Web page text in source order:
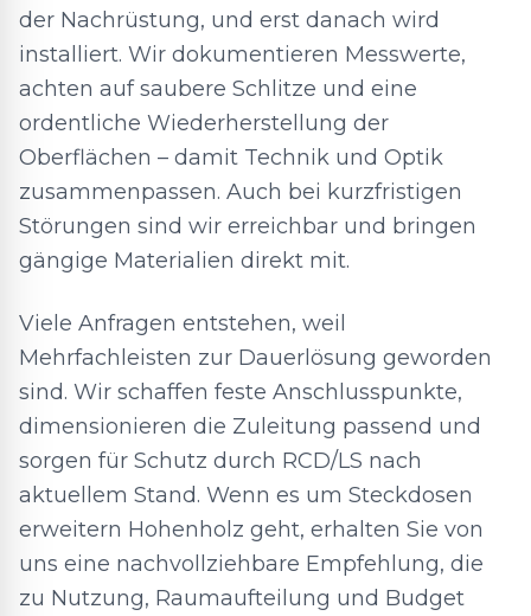
der Nachrüstung, und erst danach wird
installiert. Wir dokumentieren Messwerte,
achten auf saubere Schlitze und eine
ordentliche Wiederherstellung der
Oberflächen – damit Technik und Optik
zusammenpassen. Auch bei kurzfristigen
Störungen sind wir erreichbar und bringen
gängige Materialien direkt mit.
Viele Anfragen entstehen, weil
Mehrfachleisten zur Dauerlösung geworden
sind. Wir schaffen feste Anschlusspunkte,
dimensionieren die Zuleitung passend und
sorgen für Schutz durch RCD/LS nach
aktuellem Stand. Wenn es um Steckdosen
erweitern Hohenholz geht, erhalten Sie von
uns eine nachvollziehbare Empfehlung, die
zu Nutzung, Raumaufteilung und Budget